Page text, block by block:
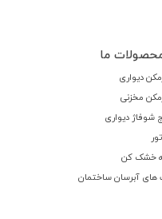
ما
دیواری
مخزنی
شوفاژ دیواری
خشک کن
های آبرسان ساختمان